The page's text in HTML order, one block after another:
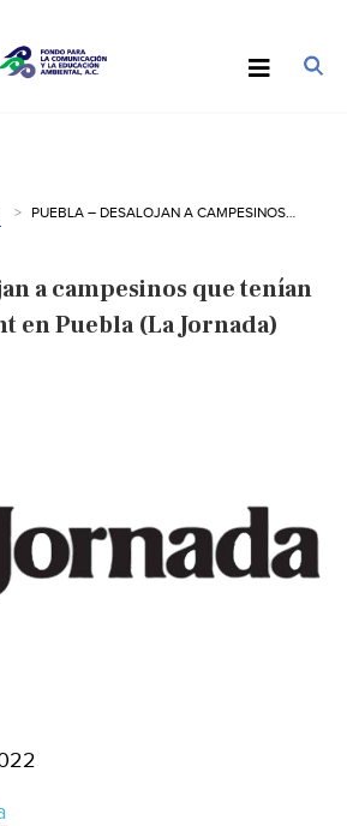
a campesinos que tenían
en Puebla (La Jornada)